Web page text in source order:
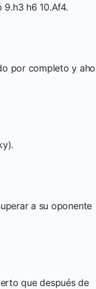
h6 10.Af4.
por completo y
a su oponente
que después de